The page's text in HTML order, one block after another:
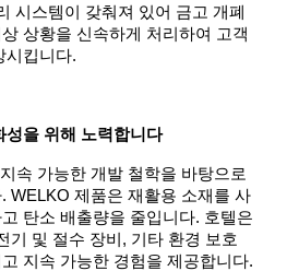
시스템이 갖춰져 있어 금고 개폐
상황을 신속하게 처리하여 고객
시킵니다.
성을 위해 노력합니다
속 가능한 개발 철학을 바탕으로
WELKO 제품은 재활용 소재를 사
탄소 배출량을 줄입니다. 호텔은
기 및 절수 ​​장비, 기타 환경 보호
지속 가능한 경험을 제공합니다.